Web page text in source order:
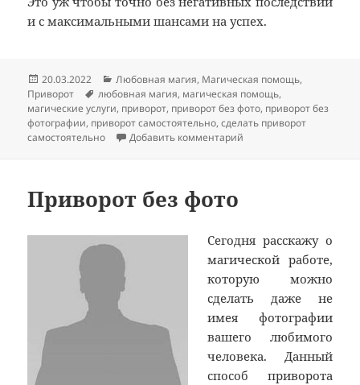
и с максимальными шансами на успех.
Опубликовано
20.03.2022 Рубрики
Любовная магия, Магическая помощь,
Приворот
Метки
любовная магия, магическая помощь,
магические услуги, приворот, приворот без фото, приворот без
фотографии, приворот самостоятельно,сделать приворот
самостоятельно
Добавить комментарий
Приворот без фото
Сегодня расскажу о
магической работе,
которую можно
сделать даже не
имея фотографии
вашего любимого
человека. Данный
способ приворота